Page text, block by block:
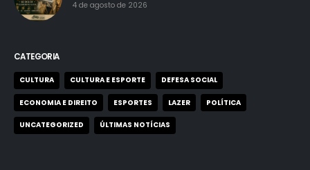
4 de agosto de 2026
CATEGORIA
CULTURA CULTURA E ESPORTE DEFESA SOCIAL
ECONOMIA E DIREITO ESPORTES LAZER POLÍTICA
UNCATEGORIZED ÚLTIMAS NOTÍCIAS